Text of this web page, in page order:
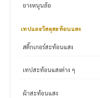
ยางหนุนล้อ
เทปและวัสดุสะท้อนแสง
สติ๊กเกอร์สะท้อนแสง
เทปสะท้อนแสงต่าง ๆ
ผ้าสะท้อนแสง